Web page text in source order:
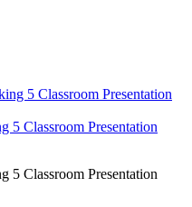
5 Classroom Presentation
5 Classroom Presentation